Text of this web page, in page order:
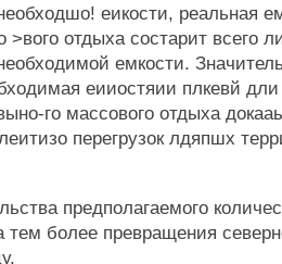
еикости, реальная
>вого отдыха состарит всего
емкости.
еииостяии плкевй дли
го массового отдыха
перегрузок лдяпшх
предполагаемого
тем более превращения